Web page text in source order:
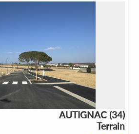
AUTIGNAC (34)
Terrain